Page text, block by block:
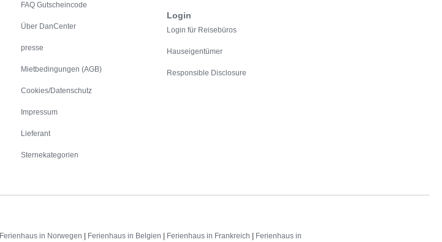
FAQ Gutscheincode
Über DanCenter
presse
Mietbedingungen (AGB)
Cookies/Datenschutz
Impressum
Lieferant
Sternekategorien
Login
Login für Reisebüros
Hauseigentümer
Responsible Disclosure
Ferienhaus in Norwegen Ferienhaus in Belgien Ferienhaus in Frankreich Ferienhaus in